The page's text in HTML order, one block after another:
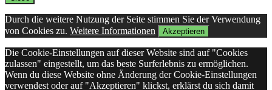
Durch die weitere Nutzung der Seite stimmen Sie der Verwendung
von Cookies zu. Weitere Informationen Akzeptieren
Die Cookie-Einstellungen auf dieser Website sind auf "Cookies
zulassen" eingestellt, um das beste Surferlebnis zu ermöglichen.
Wenn du diese Website ohne Änderung der Cookie-Einstellungen
verwendest oder auf "Akzeptieren" klickst, erklärst du sich damit